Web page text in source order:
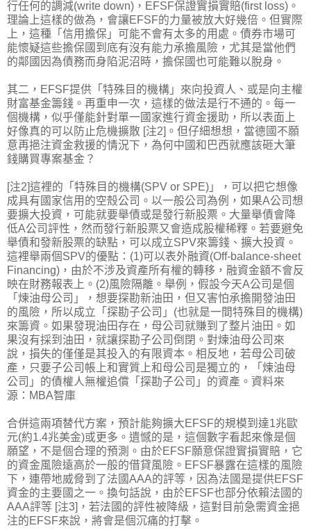
行任何的調減(write down)，EFSF保證實損實賠(first loss)。
理論上這樣的做為，會讓EFSF的力量被放大好幾倍。但實際
上，這種「信用擔保」可能不會有太多的用處。債券市場可
能懷疑這些擔保國到底有沒有能力承擔風險，尤其是當他們
的鄰國因為債務而身陷泥沼時，擔保國也可能難以脫身。
其二，EFSF提供「特殊目的機構」來向投資人、或是向主權
財富基金籌錢。再重申一次，這樣的做法是行不通的。每一
個機構，似乎僅能針對單一國家進行資金援助，所以表面上
好像真的可以防止危機擴散 [注2]。但仔細想想，當德國不願
意再挹注資金救援的情況下，為何中國和巴西就應該砸大筆
錢購買專案基金？
[注2]這裡的「特殊目的機構(SPV or SPE)」，可以把它想像
成具有國家信用的空殼公司。以一般公司為例，如果A公司想
要擴大投資，可能就要舉債或是發行新股票。大量舉債會降
低A公司評性，然而發行新股票又會造成股權稀釋。若要避免
舉債和發新股票的缺點，可以成立SPV來籌錢、擴大投資。
這裡舉兩個SPV的優點：(1)可以表外融資(Off-balance-sheet
Financing)，由於不涉及資產所有權的轉移，融資金額不會反
映在財務報表上。(2)風險隔離。舉例，假設今天A公司是個
「煉油母公司」，想要探勘新油田，但又害怕承擔開發油田
的風險，所以成立「探勘子公司」(也就是一間特殊目的機構)
來籌資。如果發現油田存在，母公司就賺到了整片油田。如
果沒有採到油田，就讓探勘子公司倒閉。對煉油母公司來
說，損失的僅僅是其投入的有限資本。相反地，若母公司破
產，只要子公司帳上和實質上和母公司是獨立的，「煉油母
公司」的債權人無權追償「探勘子公司」的資產。資料來
源：MBA智庫
合併這兩項替代方案，預計能夠擴大EFSF的規模到達1兆歐
元(約1.4兆美金)或更多。遺憾的是，這個數字看起來像是個
願望，不是個合理的預測。由於EFSF願意保證實損實賠，它
的資金風險遠高於一般的借貸風險。EFSF暴露在這樣的風險
下，連帶地威脅到了法國AAA的評等，因為法國是提供EFSF
資金的主要國之一。換句話說，由於EFSF也部分依賴法國的
AAA評等 [注3]，若法國的評性被降級，這對目前急需資金挹
注的EFSF來說，將會是個沉痛的打擊。